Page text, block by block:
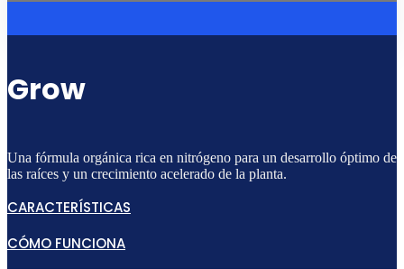
Grow
Una fórmula orgánica rica en nitrógeno para un desarrollo óptimo de
las raíces y un crecimiento acelerado de la planta.
CARACTERÍSTICAS
CÓMO FUNCIONA